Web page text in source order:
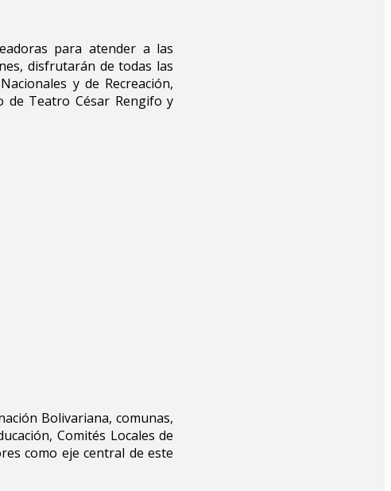
para atender a las
disfrutarán de todas las
y de Recreación,
de Teatro César Rengifo y
Bolivariana, comunas,
Comités Locales de
como eje central de este